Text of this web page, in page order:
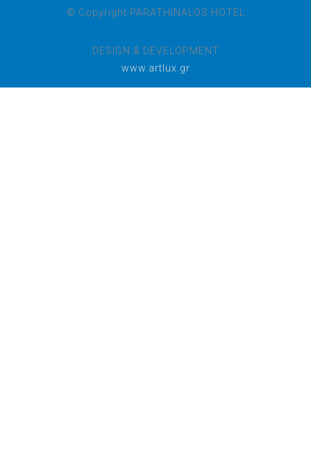
© Copyright PARATHINALOS HOTEL
DESIGN & DEVELOPMENT
www.artlux.gr